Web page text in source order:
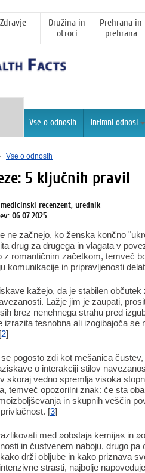
Zdravje
Družina in
otroci
Prehrana in
prehrana
Vse o odnosih Intimni odnosi
Vse o odnosih
5 ključnih pravil
recenzent, urednik
06.07.2025
ne začnejo, ko ženska končno
drug za drugega in vlagata v
z romantičnim začetkom, temveč
komunikacije in pripravljenosti
kažejo, da je stabilen
Lažje jim je zaupati,
brez nenehnega strahu pred
izrazita tesnobna ali izogibajoča
2]
pogosto zdi kot mešanica
o interakciji stilov
skoraj vedno spremlja visoka
temveč opozorilni znak: če sta
in skupnih veščin
[3]
med »obstaja kemija« in
in čustvenem naboju, drugo
drži obljube in kako priznava
strasti, najbolje